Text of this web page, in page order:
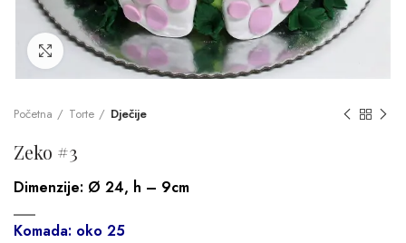
Click to enlarge
Početna Torte Dječije
Zeko #3
Dimenzije: Ø 24, h – 9cm
___
Komada: oko 25